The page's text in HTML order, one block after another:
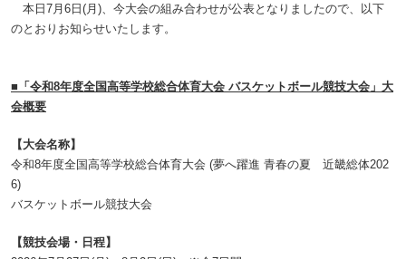
本日7月6日(月)、今大会の組み合わせが公表となりましたので、以下
のとおりお知らせいたします。
■「令和8年度全国高等学校総合体育大会 バスケットボール競技大会」大
会概要
【大会名称】
令和8年度全国高等学校総合体育大会 (夢へ躍進 青春の夏 近畿総体202
6)
バスケットボール競技大会
【競技会場・日程】